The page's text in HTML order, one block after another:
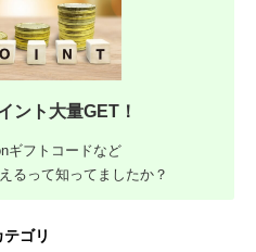
ント大量GET！
ギフトコードなど
るって知ってましたか？
ゴリ